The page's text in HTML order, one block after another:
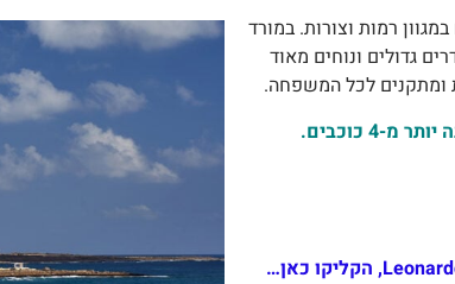
רמות וצורות. במורד
גדולים ונוחים מאוד
ומתקנים לכל המשפחה.
4 כוכבים.